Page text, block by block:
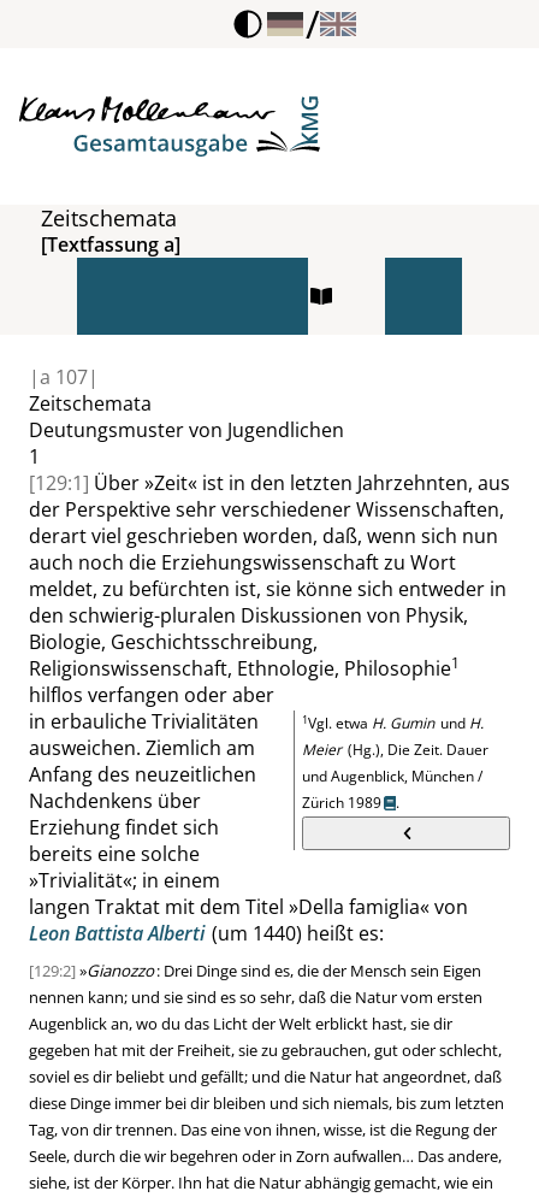
/
Zeitschemata
[Textfassung a]
|a 107|
Zeitschemata
Deutungsmuster von Jugendlichen
1
[129:1] Über»Zeit« ist in den letzten Jahrzehnten, aus
der Perspektive sehr verschiedener Wissenschaften,
derart viel geschrieben worden, daß, wenn sich nun
auch noch die Erziehungswissenschaft zu Wort
meldet, zu befürchten ist, sie könne sich entweder in
den schwierig-pluralen Diskussionen von Physik,
Biologie, Geschichtsschreibung,
Religionswissenschaft, Ethnologie, Philosophie1
1Vgl. etwa H. Gumin und H.
Meier(Hg.), Die Zeit. Dauer
und Augenblick, München /
Zürich 1989
.
hilflos verfangen oder aber
in erbauliche Trivialitäten
ausweichen. Ziemlich am
Anfang des neuzeitlichen
Nachdenkens über
Erziehung findet sich
bereits eine solche
»Trivialität«; in einem
langen Traktat mit dem Titel »Della famiglia«von
Leon Battista Alberti (um 1440) heißt es:
[129:2]»Gianozzo: Drei Dinge sind es, die der Mensch sein Eigen
nennen kann; und sie sind es so sehr, daß die Natur vom ersten
Augenblick an, wo du das Licht der Welt erblickt hast, sie dir
gegeben hat mit der Freiheit, sie zu gebrauchen, gut oder schlecht,
soviel es dir beliebt und gefällt; und die Natur hat angeordnet, daß
diese Dinge immer bei dir bleiben und sich niemals, bis zum letzten
Tag, von dir trennen. Das eine von ihnen, wisse, ist die Regung der
Seele, durch die wir begehren oder in Zorn aufwallen… Das andere,
siehe, ist der Körper. Ihn hat die Natur abhängig gemacht, wie ein